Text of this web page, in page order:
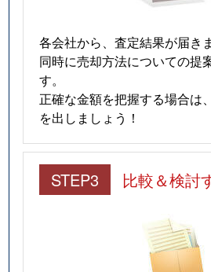
各会社から、査定結果が届きま
同時に売却方法についての提
す。
正確な金額を把握する場合は
を出しましょう！
STEP3 比較＆検討